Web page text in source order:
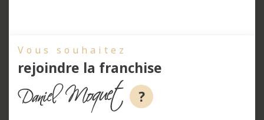
Vous souhaitez
rejoindre la franchise
?